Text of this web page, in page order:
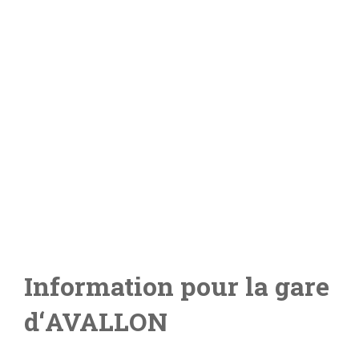
Information pour la gare
d‘AVALLON